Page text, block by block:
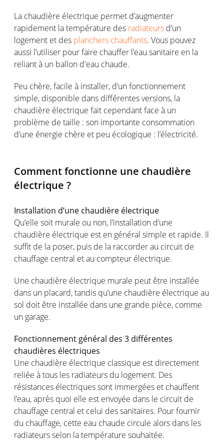
La chaudière électrique permet d’augmenter
rapidement la température des radiateurs d’un
logement et des planchers chauffants. Vous pouvez
aussi l’utiliser pour faire chauffer l’eau sanitaire en la
reliant à un ballon d'eau chaude.
Peu chère, facile à installer, d’un fonctionnement
simple, disponible dans différentes versions, la
chaudière électrique fait cependant face à un
problème de taille : son importante consommation
d’une énergie chère et peu écologique : l’électricité.
Comment fonctionne une chaudière
électrique ?
Installation d’une chaudière électrique
Qu’elle soit murale ou non, l’installation d’une
chaudière électrique est en général simple et rapide. Il
suffit de la poser, puis de la raccorder au circuit de
chauffage central et au compteur électrique.
Une chaudière électrique murale peut être installée
dans un placard, tandis qu’une chaudière électrique au
sol doit être installée dans une grande pièce, comme
un garage.
Fonctionnement général des 3 différentes
chaudières électriques
Une chaudière électrique classique est directement
reliée à tous les radiateurs du logement. Des
résistances électriques sont immergées et chauffent
l’eau, après quoi elle est envoyée dans le circuit de
chauffage central et celui des sanitaires. Pour fournir
du chauffage, cette eau chaude circule alors dans les
radiateurs selon la température souhaitée.